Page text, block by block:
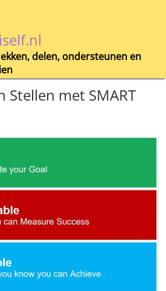
delen, ondersteunen en
Stellen met SMART